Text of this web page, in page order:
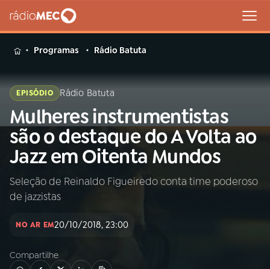
MENU
Buscar
na
Rádio
MEC
Buscar
Início AO VIVO
INÍCIO
02A RÁDIO
Programas Rádio Batuta
EPISÓDIO Rádio Batuta
Mulheres instrumentistas
são o destaque do A Volta ao
Jazz em Oitenta Mundos
Seleção de Reinaldo Figueiredo conta time poderoso
de jazzistas
NO AR EM20/10/2018, 23:00
Compartilhe